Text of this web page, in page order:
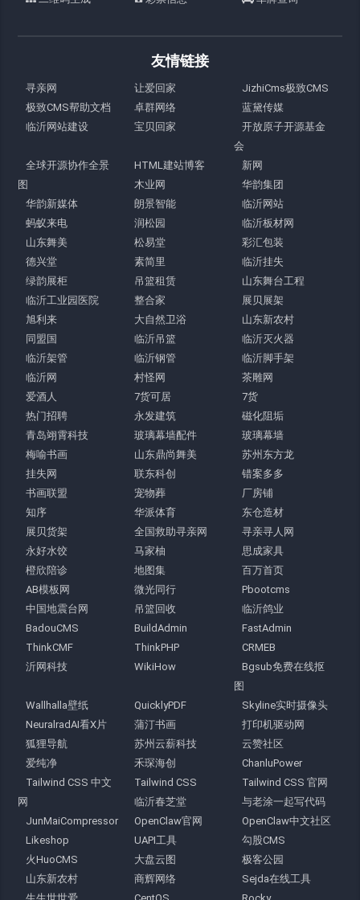
友情链接
寻亲网 让爱回家
JizhiCms极致CMS
极致CMS帮助文档
卓群网络
蓝黛传媒
临沂网站建设
宝贝回家
开放原子开源基金
会
全球开源协作全景
图
HTML建站博客
新网
木业网
华韵集团
华韵新媒体
朗景智能
临沂网站
蚂蚁来电
润松园
临沂板材网
山东舞美
松易堂
彩汇包装
德兴堂
素简里
临沂挂失
绿韵展柜
吊篮租赁
山东舞台工程
临沂工业园医院
整合家
展贝展架
旭利来
大自然卫浴
山东新农村
同盟国
临沂吊篮
临沂灭火器
临沂架管
临沂钢管
临沂脚手架
临沂网
村怪网
茶雕网
爱酒人
7货可居
7货
热门招聘
永发建筑
磁化阻垢
青岛翊霄科技
玻璃幕墙配件
玻璃幕墙
梅喻书画
山东鼎尚舞美
苏州东方龙
挂失网
联东科创
错案多多
书画联盟
宠物葬
厂房铺
知序
华派体育
东仓造材
展贝货架
全国救助寻亲网
寻亲寻人网
永好水饺
马家柚
思成家具
橙欣陪诊
地图集
百万首页
AB模板网
微光同行
Pbootcms
中国地震台网
吊篮回收
临沂鸽业
BadouCMS
BuildAdmin
FastAdmin
ThinkCMF
ThinkPHP
CRMEB
沂网科技
WikiHow
Bgsub免费在线抠
图
Wallhalla壁纸
QuicklyPDF
Skyline实时摄像头
NeuralradAI看X片
蒲汀书画
打印机驱动网
狐狸导航
苏州云薪科技
云赞社区
爱纯净
禾琛海创
ChanluPower
Tailwind CSS 中文
网
Tailwind CSS
Tailwind CSS 官网
临沂春芝堂
与老涂一起写代码
JunMaiCompressor
OpenClaw官网
OpenClaw中文社区
Likeshop
UAPI工具
勾股CMS
火HuoCMS
大盘云图
极客公园
山东新农村
商辉网络
Sejda在线工具